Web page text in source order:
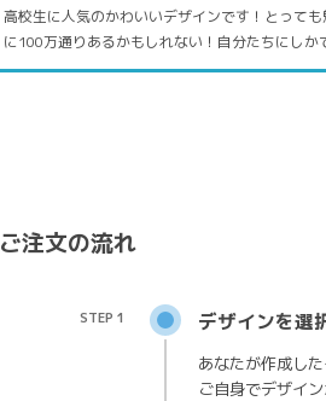
高校生に人気のかわいいデザインです！とって
に100万通りあるかもしれない！自分たちにし
ご注文の流れ
STEP 1 デザインを選
あなたが作成し
ご自身でデザイ